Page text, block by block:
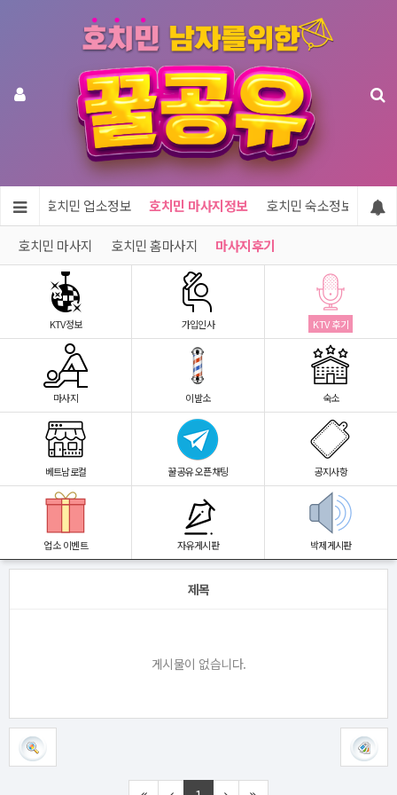
메인 호치민 업소정보 호치민 마사지정보 호치민 숙소정보 호
호치민 마사지 호치민 홈마사지 마사지후기
KTV정보 가입인사 KTV 후기
마사지 이발소 숙소
베트남로컬 꿀공유 오픈채팅 공지사항
업소 이벤트 자유게시판 박제게시판
제목
게시물이 없습니다.